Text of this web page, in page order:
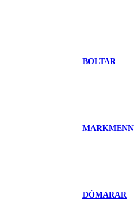
BOLTAR
MARKMENN
DÓMARAR